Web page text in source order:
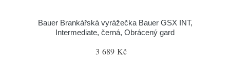
Bauer Brankářská vyrážečka Bauer GSX INT,
Intermediate, černá, Obrácený gard
3 689 Kč